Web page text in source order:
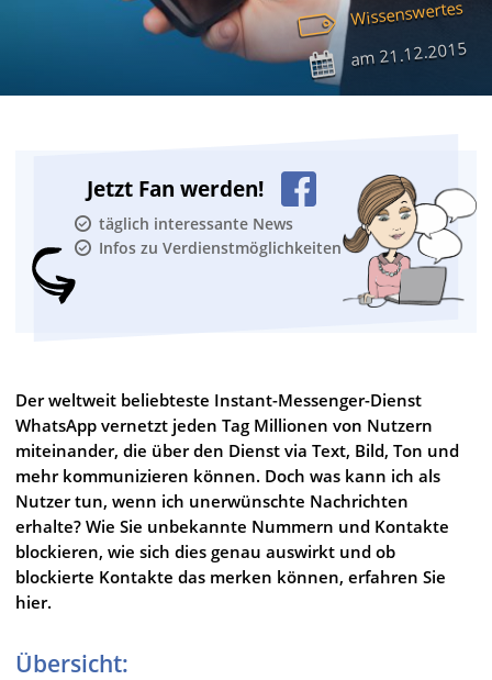
Wissenswertes
am21.12.2015
Jetzt Fan werden!
täglich interessante News
Infos zu Verdienstmöglichkeiten
Der weltweit beliebteste Instant-Messenger-Dienst
WhatsApp vernetzt jeden Tag Millionen von Nutzern
miteinander, die über den Dienst via Text, Bild, Ton und
mehr kommunizieren können. Doch was kann ich als
Nutzer tun, wenn ich unerwünschte Nachrichten
erhalte? Wie Sie unbekannte Nummern und Kontakte
blockieren, wie sich dies genau auswirkt und ob
blockierte Kontakte das merken können, erfahren Sie
hier.
Übersicht: